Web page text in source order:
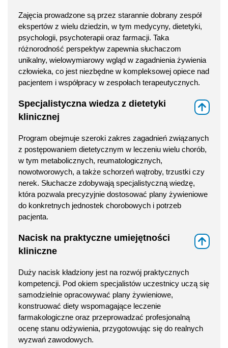
Zajęcia prowadzone są przez starannie dobrany zespół
ekspertów z wielu dziedzin, w tym medycyny, dietetyki,
psychologii, psychoterapii oraz farmacji. Taka
różnorodność perspektyw zapewnia słuchaczom
unikalny, wielowymiarowy wgląd w zagadnienia żywienia
człowieka, co jest niezbędne w kompleksowej opiece nad
pacjentem i współpracy w zespołach terapeutycznych.
Specjalistyczna wiedza z dietetyki
klinicznej
Program obejmuje szeroki zakres zagadnień związanych
z postępowaniem dietetycznym w leczeniu wielu chorób,
w tym metabolicznych, reumatologicznych,
nowotworowych, a także schorzeń wątroby, trzustki czy
nerek. Słuchacze zdobywają specjalistyczną wiedzę,
która pozwala precyzyjnie dostosować plany żywieniowe
do konkretnych jednostek chorobowych i potrzeb
pacjenta.
Nacisk na praktyczne umiejętności
kliniczne
Duży nacisk kładziony jest na rozwój praktycznych
kompetencji. Pod okiem specjalistów uczestnicy uczą się
samodzielnie opracowywać plany żywieniowe,
konstruować diety wspomagające leczenie
farmakologiczne oraz przeprowadzać profesjonalną
ocenę stanu odżywienia, przygotowując się do realnych
wyzwań zawodowych.